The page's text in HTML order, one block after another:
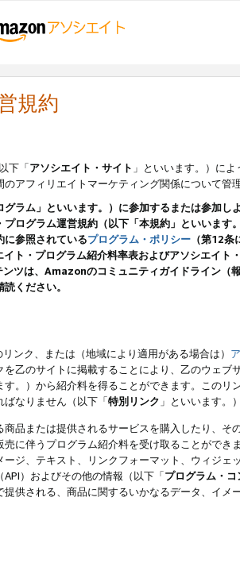
規約
下「アソシエイト・サイト 」といいます。）に
アフィリエイトマーケティング関係について管
ラム」といいます。）に参加するまたは参加し
ログラム運営規約（以下「本規約」といいます
に参照されているプログラム・ポリシー （第12
ト・プログラム紹介料率表およびアソシエイト
は、Amazonのコミュニティガイドライン（
ください。
ンク、または（地域により適用がある場合は）
を乙のサイトに掲載することにより、乙のウェ
す。）から紹介料を得ることができます。このリ
なりません（以下「特別リンク 」といいます。）
品または提供されるサービスを購入したり、そ
に伴うプログラム紹介料を受け取ることができ
ジ、テキスト、リンクフォーマット、ウィジェ
）およびその他の情報（以下「プログラム・コ
供される、商品に関するいかなるデータ、イメ